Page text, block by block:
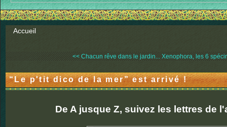
Accueil
<< Chacun rêve dans le jardin... Xenophora, les 6
“Le p'tit dico de la mer” est arrivé !
De A jusque Z, suivez les lettres de